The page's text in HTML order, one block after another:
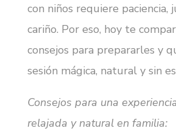
con niños requiere paciencia,
cariño. Por eso, hoy te
consejos para prepararles y
sesión mágica, natural y sin
Consejos para una
relajada y natural en familia: